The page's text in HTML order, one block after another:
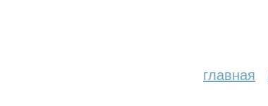
главная